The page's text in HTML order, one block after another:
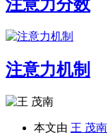
注意力分数
注意力机制
本文由 王 茂南